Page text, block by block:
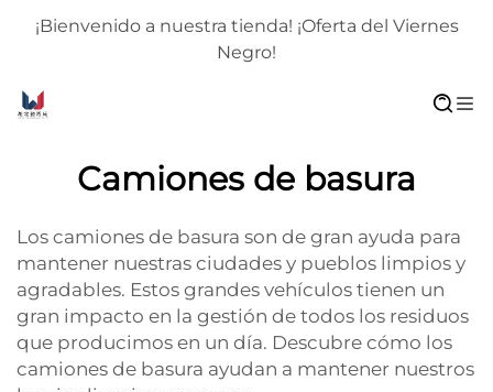
¡Bienvenido a nuestra tienda! ¡Oferta del Viernes
Negro!
Camiones de basura
Los camiones de basura son de gran ayuda para
mantener nuestras ciudades y pueblos limpios y
agradables. Estos grandes vehículos tienen un
gran impacto en la gestión de todos los residuos
que producimos en un día. Descubre cómo los
camiones de basura ayudan a mantener nuestros